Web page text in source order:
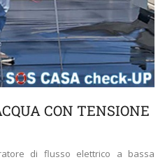
CON TENSIONE
di flusso elettrico a bassa